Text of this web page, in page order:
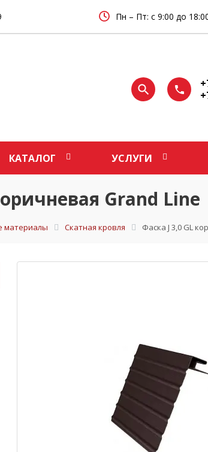
Пн – Пт: с 9:00 до
КАТАЛОГ УСЛУГИ
Grand Line
материалы Скатная кровля Фаска J 3,0 GL